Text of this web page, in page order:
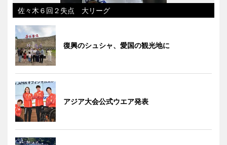
佐々木６回２失点 大リーグ
復興のシュシャ、愛国の観光地に
アジア大会公式ウエア発表